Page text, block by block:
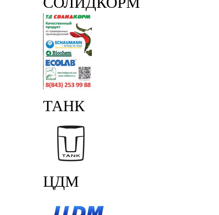
ТАНК
ЦДМ